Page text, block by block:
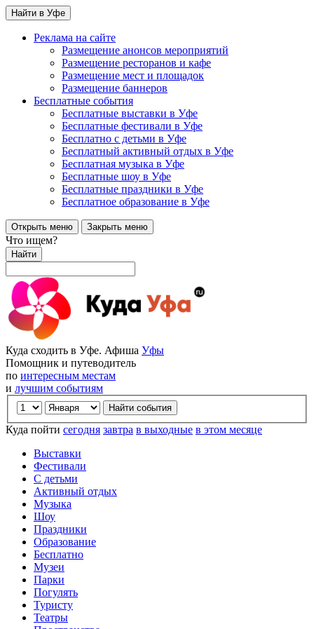
Найти в Уфе
Реклама на сайте
Размещение анонсов мероприятий
Размещение ресторанов и кафе
Размещение мест и площадок
Размещение баннеров
Бесплатные события
Бесплатные выставки в Уфе
Бесплатные фестивали в Уфе
Бесплатно с детьми в Уфе
Бесплатный активный отдых в Уфе
Бесплатная музыка в Уфе
Бесплатные шоу в Уфе
Бесплатные праздники в Уфе
Бесплатное образование в Уфе
Открыть меню Закрыть меню
Что ищем?
Найти
Куда сходить в Уфе. Афиша Уфы
Помощник и путеводитель
по интересным местам
и лучшим событиям
Куда пойти сегодня завтра в выходные в этом месяце
Выставки
Фестивали
С детьми
Активный отдых
Музыка
Шоу
Праздники
Образование
Бесплатно
Музеи
Парки
Погулять
Туристу
Театры